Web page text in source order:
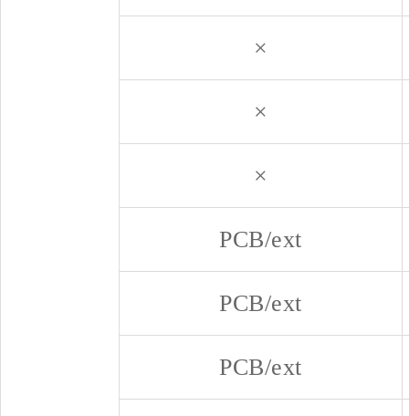
×
×
×
PCB/ext
PCB/ext
PCB/ext